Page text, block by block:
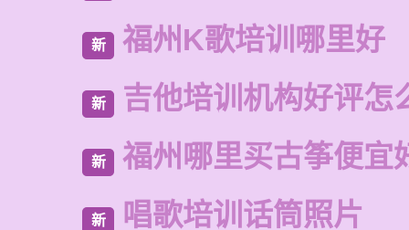
新 福州K歌培训哪里好
新 吉他培训机构好评怎
新 福州哪里买古筝便宜
新 唱歌培训话筒照片